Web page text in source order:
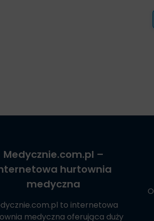
Medycznie.com.pl –
hurtownia
medyczna
to internetowa
medyczna oferująca duży